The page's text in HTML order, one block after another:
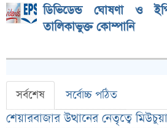
ডিভিডেন্ড ঘোষণা ও
তালিকাভুক্ত কোম্পানি
সর্বশেষ সর্বোচ্চ পঠিত
শেয়ারবাজার উত্থানের নেতৃত্বে